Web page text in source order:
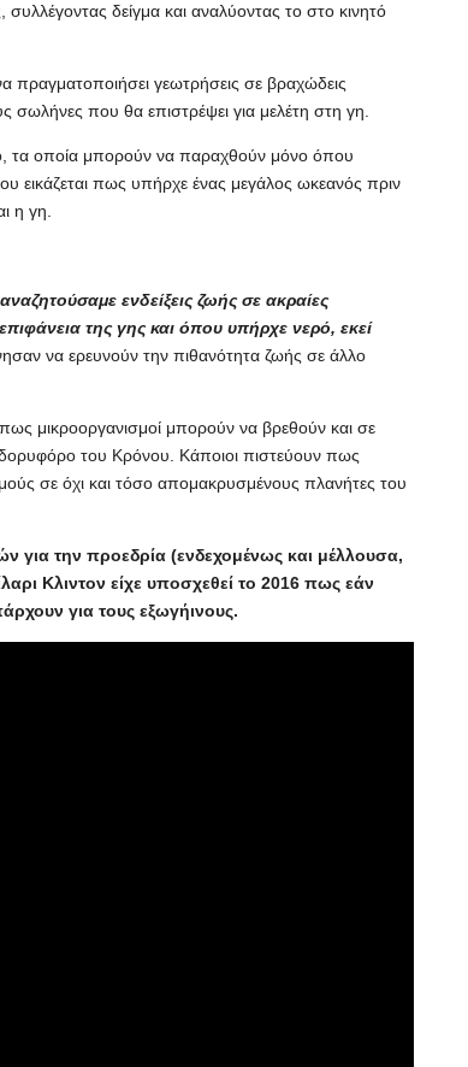
δείγμα και αναλύοντας το στο κινητό
πραγματοποιήσει γεωτρήσεις σε βραχώδεις
σωλήνες που θα επιστρέψει για μελέτη στη γη.
τα οποία μπορούν να παραχθούν μόνο όπου
εικάζεται πως υπήρχε ένας μεγάλος ωκεανός πριν
η γη.
ενδείξεις ζωής σε ακραίες
της γης και όπου υπήρχε νερό, εκεί
να ερευνούν την πιθανότητα ζωής σε άλλο
μικροοργανισμοί μπορούν να βρεθούν και σε
του Κρόνου. Κάποιοι πιστεύουν πως
σε όχι και τόσο απομακρυσμένους πλανήτες του
την προεδρία (ενδεχομένως και μέλλουσα,
Κλιντον είχε υποσχεθεί το 2016 πως εάν
για τους εξωγήινους.